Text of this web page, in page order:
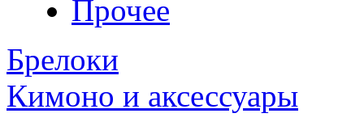
Прочее
Брелоки
Кимоно и аксессуары